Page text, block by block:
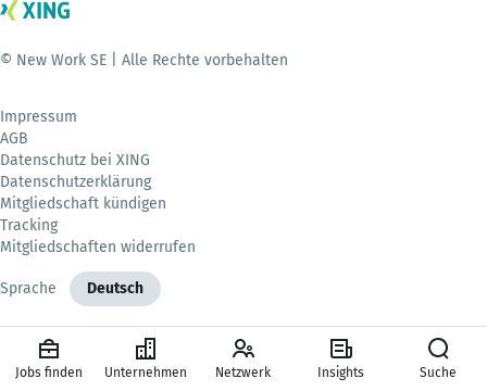
© New Work SE | Alle Rechte vorbehalten
Impressum
AGB
Datenschutz bei XING
Datenschutzerklärung
Mitgliedschaft kündigen
Tracking
Mitgliedschaften widerrufen
Sprache Deutsch
Jobs finden Unternehmen Netzwerk Insights Suche